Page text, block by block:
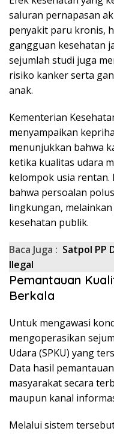
saluran pernapasan
penyakit paru kronis,
gangguan kesehatan
sejumlah studi juga
risiko kanker serta
anak.
Kementerian
menyampaikan
menunjukkan bahwa
ketika kualitas udara
kelompok usia rentan.
bahwa persoalan
lingkungan,
kesehatan publik.
Baca Juga : Satpol PP
Ilegal
Pemantauan
Berkala
Untuk mengawasi
mengoperasikan
Udara (SPKU) yang
Data hasil
masyarakat secara
maupun kanal
Melalui sistem